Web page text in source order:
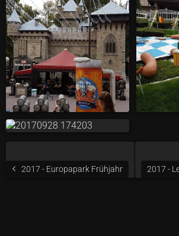
2017 - Europapark Frühjahr 2017 -